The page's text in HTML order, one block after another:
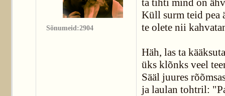
Sõnumeid:2904
ta tihti mind on
Küll surm teid pea
te olete nii
Häh, las ta
üks klõnks veel
Sääl juures
ja laulan tohtril: